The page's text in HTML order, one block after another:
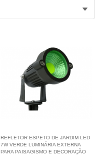
REFLETOR ESPETO DE JARDIM LED
7W VERDE LUMINÁRIA EXTERNA
PARA PAISAGISMO E DECORAÇÃO